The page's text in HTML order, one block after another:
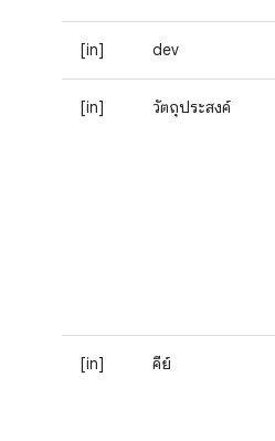
[in] dev
[in] วัตถุประสงค์
[in] คีย์